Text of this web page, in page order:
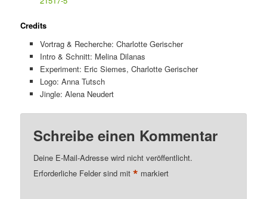
Credits
Vortrag & Recherche: Charlotte Gerischer
Intro & Schnitt: Melina Dilanas
Experiment: Eric Siemes, Charlotte Gerischer
Logo: Anna Tutsch
Jingle: Alena Neudert
Schreibe einen Kommentar
Deine E-Mail-Adresse wird nicht veröffentlicht.
Erforderliche Felder sind mit* markiert